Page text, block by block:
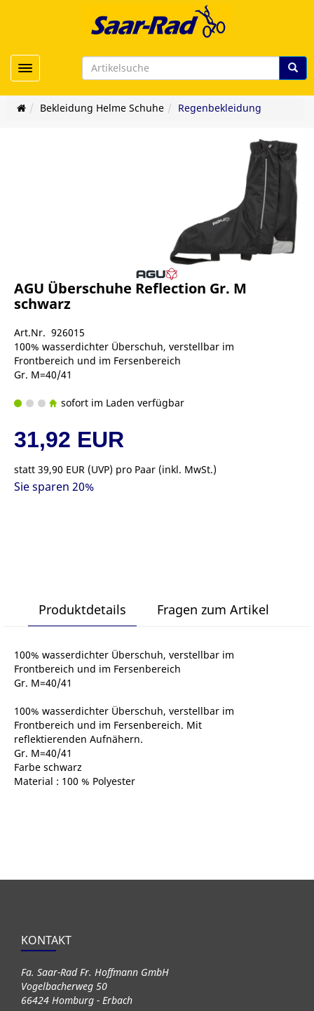
Toggle navigation
Bekleidung Helme Schuhe Regenbekleidung
AGU Überschuhe Reflection Gr. M
schwarz
Art.Nr. 926015
100% wasserdichter Überschuh, verstellbar im
Frontbereich und im Fersenbereich
Gr. M=40/41
sofort im Laden verfügbar
31,92 EUR
statt 39,90 EUR (UVP) pro Paar (inkl. MwSt.)
Sie sparen 20%
Produktdetails Fragen zum Artikel
100% wasserdichter Überschuh, verstellbar im
Frontbereich und im Fersenbereich
Gr. M=40/41
100% wasserdichter Überschuh, verstellbar im
Frontbereich und im Fersenbereich. Mit
reflektierenden Aufnähern.
Gr. M=40/41
Farbe schwarz
Material : 100 % Polyester
KONTAKT
Fa. Saar-Rad Fr. Hoffmann GmbH
Vogelbacherweg 50
66424 Homburg - Erbach